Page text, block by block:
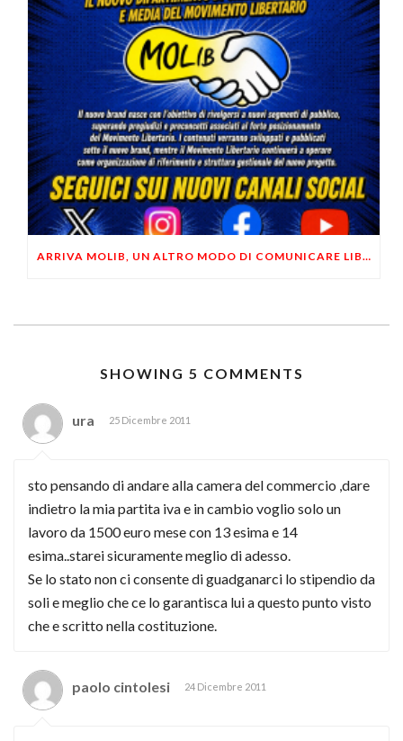
ARRIVA MOLIB, UN ALTRO MODO DI COMUNICARE LIBERTARIO
SHOWING 5 COMMENTS
ura 25 Dicembre 2011
sto pensando di andare alla camera del commercio ,dare
indietro la mia partita iva e in cambio voglio solo un
lavoro da 1500 euro mese con 13 esima e 14
esima..starei sicuramente meglio di adesso.
Se lo stato non ci consente di guadganarci lo stipendio da
soli e meglio che ce lo garantisca lui a questo punto visto
che e scritto nella costituzione.
paolo cintolesi 24 Dicembre 2011